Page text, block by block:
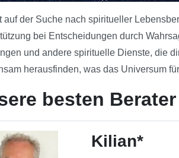
auf der Suche nach spiritueller
bei Entscheidungen durch
und andere spirituelle Dienste, die
herausfinden, was das Universum
besten
Kilian*